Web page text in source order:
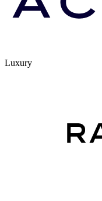
Luxury